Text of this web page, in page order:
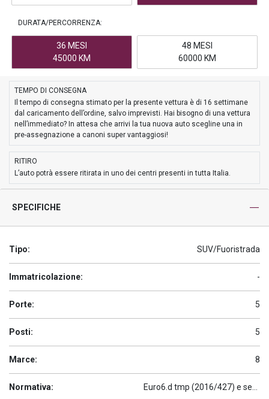
DURATA/PERCORRENZA:
36 MESI
45000 KM
48 MESI
60000 KM
TEMPO DI CONSEGNA
Il tempo di consegna stimato per la presente vettura è di 16 settimane
dal caricamento dell’ordine, salvo imprevisti. Hai bisogno di una vettura
nell’immediato? In attesa che arrivi la tua nuova auto scegline una in
pre-assegnazione a canoni super vantaggiosi!
RITIRO
L’auto potrà essere ritirata in uno dei centri presenti in tutta Italia.
SPECIFICHE
Tipo: SUV/Fuoristrada
Immatricolazione: -
Porte: 5
Posti: 5
Marce: 8
Normativa: